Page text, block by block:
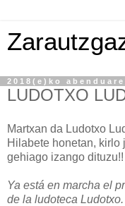
2018(e)ko
LUDOTXO
Martxan da Ludotxo
Hilabete honetan, kirlo
gehiago izango dituzu!!
Ya está en marcha el
de la ludoteca